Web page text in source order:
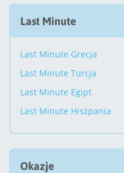
Last Minute
Last Minute Grecja
Last Minute Turcja
Last Minute Egipt
Last Minute Hiszpania
Okazje